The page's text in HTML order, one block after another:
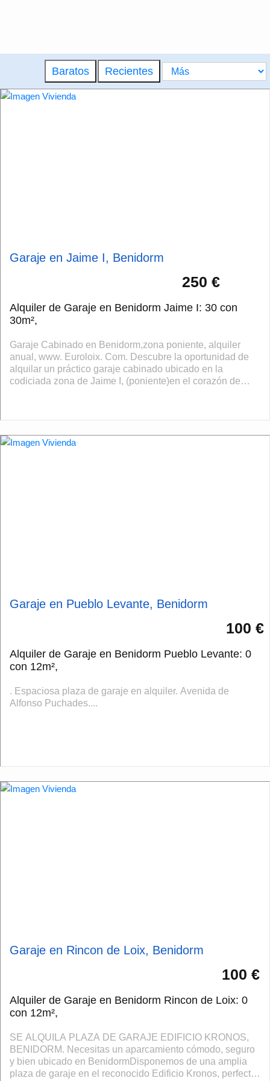
Baratos Recientes
Garaje en Jaime I, Benidorm
250 €
Alquiler de Garaje en Benidorm Jaime I: 30 con
30m²,
Garaje Cabinado en Benidorm,zona poniente, alquiler
anual, www. Euroloix. Com. Descubre la oportunidad de
alquilar un práctico garaje cabinado ubicado en la
codiciada zona de Jaime I, (poniente)en el corazón de
Garaje en Pueblo Levante, Benidorm
100 €
Alquiler de Garaje en Benidorm Pueblo Levante: 0
con 12m²,
. Espaciosa plaza de garaje en alquiler. Avenida de
Alfonso Puchades....
Garaje en Rincon de Loix, Benidorm
100 €
Alquiler de Garaje en Benidorm Rincon de Loix: 0
con 12m²,
SE ALQUILA PLAZA DE GARAJE EDIFICIO KRONOS,
BENIDORM. Necesitas un aparcamiento cómodo, seguro
y bien ubicado en BenidormDisponemos de una amplia
plaza de garaje en el reconocido Edificio Kronos, perfecta